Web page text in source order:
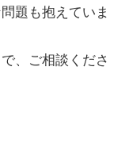
題も抱えていま
、ご相談くださ